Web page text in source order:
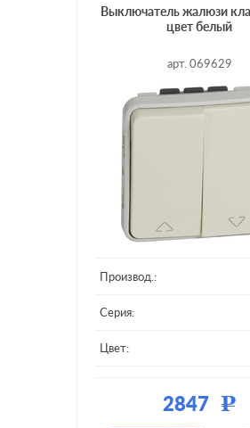
Выключатель жалюзи
цвет белый
арт. 069629
Производ.:
Серия:
Цвет:
2847 Р